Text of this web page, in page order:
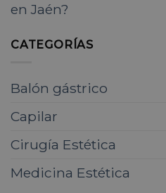
en Jaén?
CATEGORÍAS
Balón gástrico
Capilar
Cirugía Estética
Medicina Estética